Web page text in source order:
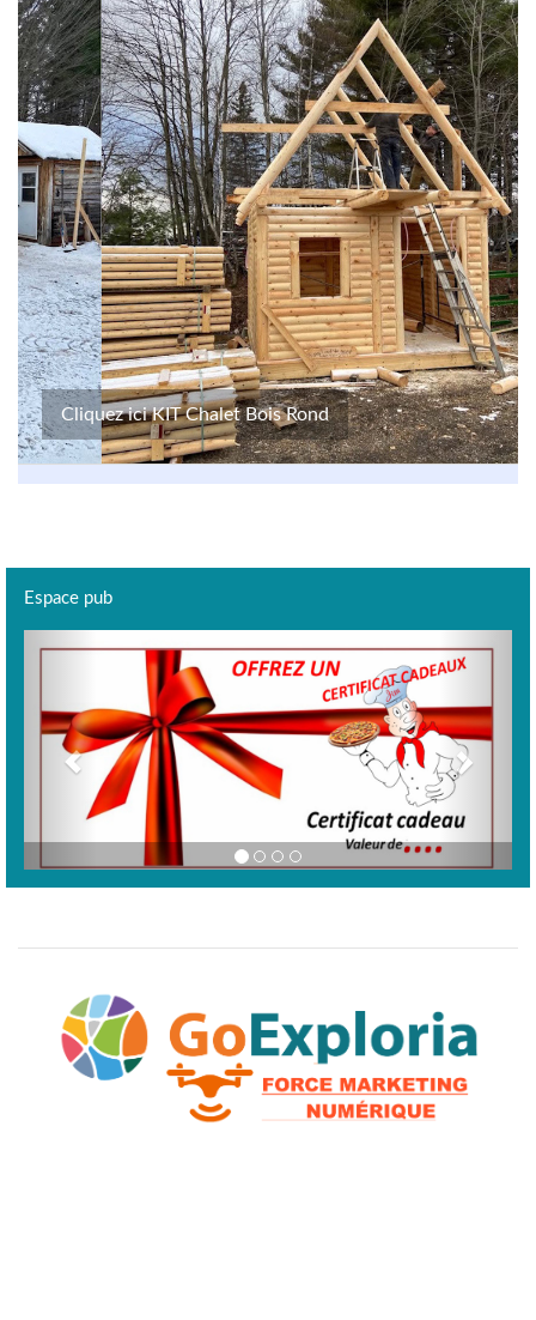
Cliquez ici KIT Chalet Bois Rond
Espace pub